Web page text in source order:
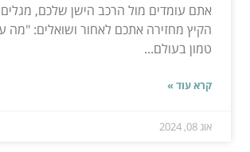
אתם עומדים מול הרכב הישן שלכם,
הקיץ מחזירה אתכם לאחור ושואלים: "מה
טמון בעולם...
קרא עוד »
אוג 08, 2024